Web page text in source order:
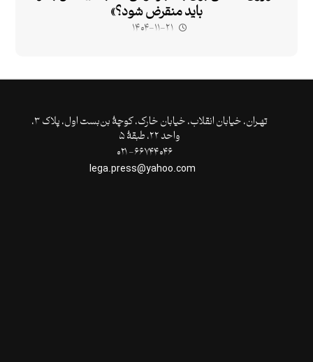
باید منقرض شود؟»
۱۴۰۴-۱۱-۲۱
تهـران،‌ خیابان انقلاب، خیابان خارک، کوچۀ بن‌بست اول، پلاک ۳،
واحد ۲۲، طبقۀ ۵